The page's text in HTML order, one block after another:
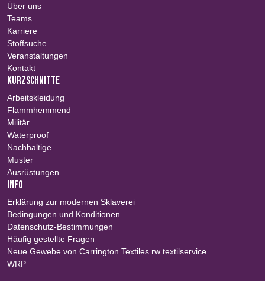
Über uns
Teams
Karriere
Stoffsuche
Veranstaltungen
Kontakt
KURZSCHNITTE
Arbeitskleidung
Flammhemmend
Militär
Waterproof
Nachhaltige
Muster
Ausrüstungen
INFO
Erklärung zur modernen Sklaverei
Bedingungen und Konditionen
Datenschutz-Bestimmungen
Häufig gestellte Fragen
Neue Gewebe von Carrington Textiles rw textilservice
WRP